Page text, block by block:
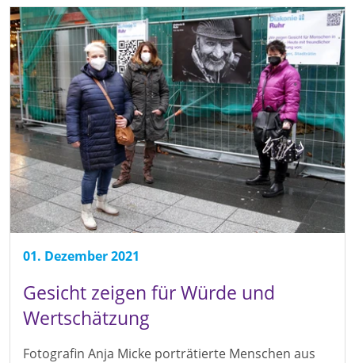
01. Dezember 2021
Gesicht zeigen für Würde und
Wertschätzung
Fotografin Anja Micke porträtierte Menschen aus